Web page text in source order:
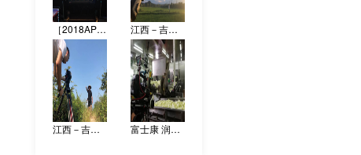
［2018APEC中小企业工商论坛］拍摄花絮 江西－吉安形象宣传片 拍摄花絮
江西－吉安形象宣传片 拍摄花絮 富士康 润鸿餐饮 形象宣传片拍摄花絮